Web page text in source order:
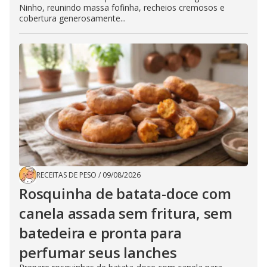
Ninho, reunindo massa fofinha, recheios cremosos e
cobertura generosamente...
RECEITAS DE PESO / 09/08/2026
Rosquinha de batata-doce com
canela assada sem fritura, sem
batedeira e pronta para
perfumar seus lanches